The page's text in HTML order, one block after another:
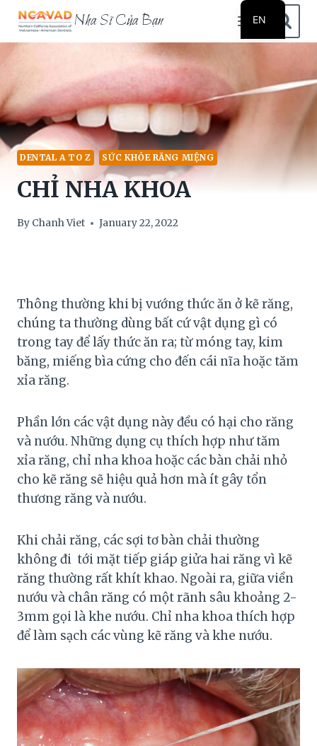
Skip
content
Nha Sĩ Của Bạn
DENTAL A TO Z SỨC KHỎE RĂNG MIỆNG
CHỈ NHA KHOA
By Chanh Viet January 22, 2022
Thông thường khi bị vướng thức ăn ở kẽ răng,
chúng ta thường dùng bất cứ vật dụng gì có
trong tay để lấy thức ăn ra; từ móng tay, kim
băng, miếng bìa cứng cho đến cái nĩa hoặc tăm
xỉa răng.
Phần lớn các vật dụng này đều có hại cho răng
và nướu. Những dụng cụ thích hợp như tăm
xỉa răng, chỉ nha khoa hoặc các bàn chải nhỏ
cho kẽ răng sẽ hiệu quả hơn mà ít gây tổn
thương răng và nướu.
Khi chải răng, các sợi tơ bàn chải thường
không đi tới mặt tiếp giáp giửa hai răng vì kẽ
răng thường rất khít khao. Ngoài ra, giữa viền
nướu và chân răng có một rãnh sâu khoảng 2-
3mm gọi là khe nướu. Chỉ nha khoa thích hợp
để làm sạch các vùng kẽ răng và khe nướu.
EN
VI